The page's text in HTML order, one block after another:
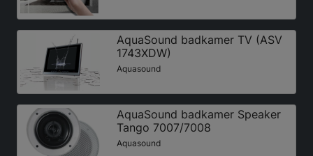
AquaSound badkamer TV (ASV
1743XDW)
Aquasound
AquaSound badkamer Speaker
Tango 7007/7008
Aquasound